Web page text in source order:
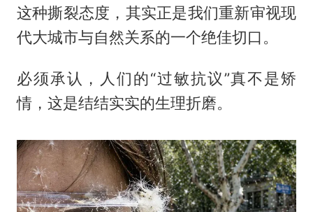
这种撕裂态度，其实正是我们重新审视现
代大城市与自然关系的一个绝佳切口。
必须承认，人们的“过敏抗议”真不是矫
情，这是结结实实的生理折磨。